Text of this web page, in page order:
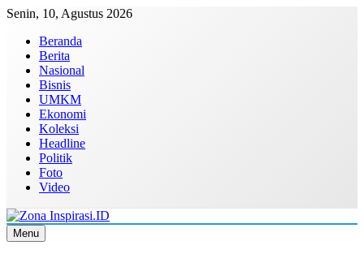
Skip
content
Senin, 10, Agustus 2026
Beranda
Berita
Nasional
Bisnis
UMKM
Ekonomi
Koleksi
Headline
Politik
Foto
Video
Zona Inspirasi.ID
Bersama Membangun Semangat Baru
Menu